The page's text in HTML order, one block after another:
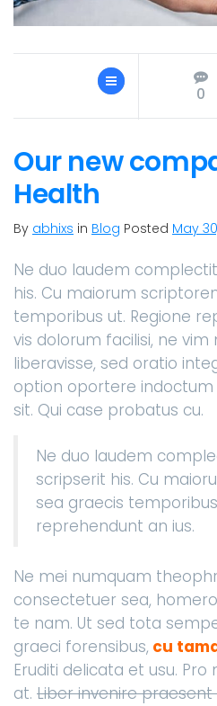
0
Our new
Health
By abhixs in Blog Posted May
Ne duo laudem
his. Cu maiorum
temporibus ut. Regione
vis dolorum facilisi, ne
liberavisse, sed oratio
option oportere
sit. Qui case probatus cu.
Ne duo laudem
scripserit his. Cu
sea graecis
reprehendunt an ius.
Ne mei numquam
consectetuer sea,
te nam. Ut sed tota
graeci forensibus, cu
Eruditi delicata et usu.
at. Liber invenire praesent